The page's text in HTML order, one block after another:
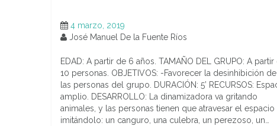
4 marzo, 2019
José Manuel De la Fuente Ríos
EDAD: A partir de 6 años. TAMAÑO DEL GRUPO: A partir
10 personas. OBJETIVOS: -Favorecer la desinhibición de
las personas del grupo. DURACIÓN: 5’ RECURSOS:
amplio. DESARROLLO: La dinamizadora va gritando
animales, y las personas tienen que atravesar el espacio
imitándolo: un canguro, una culebra, un perezoso, un…